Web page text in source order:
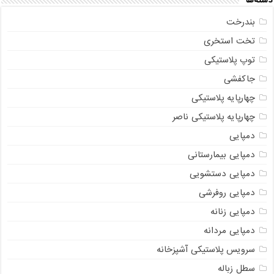
بندرخت
تخت استخری
توپ پلاستیکی
جاکفشی
چهارپایه پلاستیکی
چهارپایه پلاستیکی ناصر
دمپایی
دمپایی بیمارستانی
دمپایی دستشویی
دمپایی روفرشی
دمپایی زنانه
دمپایی مردانه
سرویس پلاستیکی آشپزخانه
سطل زباله